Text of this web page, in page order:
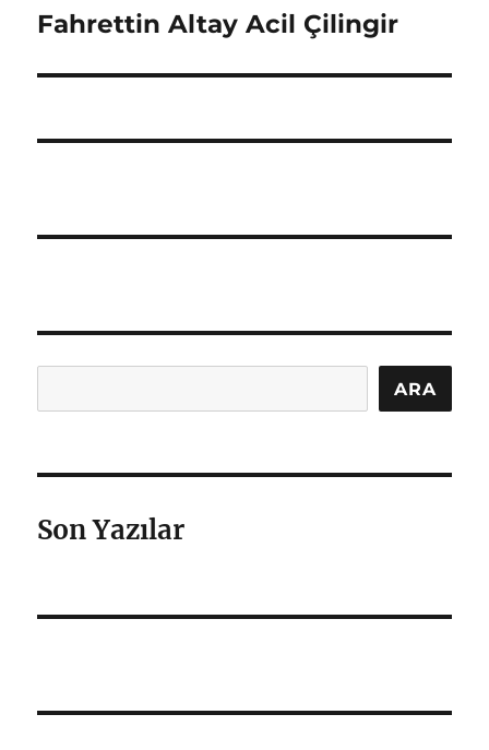
Sonraki
Fahrettin Altay Acil Çilingir
ARA
Son Yazılar